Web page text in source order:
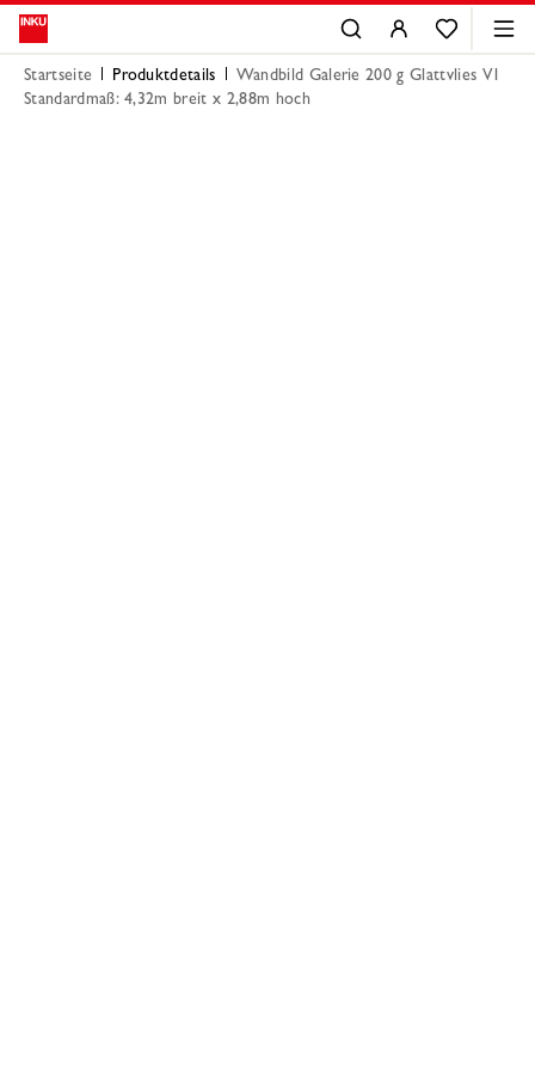
Startseite Produktdetails
Wandbild Galerie 200 g Glattvlies V1
Standardmaß: 4,32m breit x 2,88m hoch